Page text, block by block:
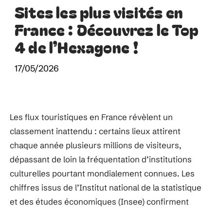
Sites les plus visités en
France : Découvrez le Top
4 de l’Hexagone !
17/05/2026
Les flux touristiques en France révèlent un
classement inattendu : certains lieux attirent
chaque année plusieurs millions de visiteurs,
dépassant de loin la fréquentation d’institutions
culturelles pourtant mondialement connues. Les
chiffres issus de l’Institut national de la statistique
et des études économiques (Insee) confirment